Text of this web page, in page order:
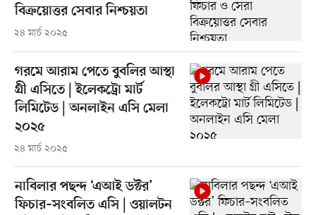
বিক্রয়োত্তর সেবার নিশ্চয়তা
২৪ মার্চ ২০২৫
গরমে আরাম পেতে বুবলির আস্থা
গ্রী এসিতে | ইলেকট্রো মার্ট
লিমিটেড | অনলাইন এসি মেলা
২০২৫
২৪ মার্চ ২০২৫
নাবিলার পছন্দ ‘এআই ডক্টর’
ফিচার–সংবলিত এসি | ওয়ালটন